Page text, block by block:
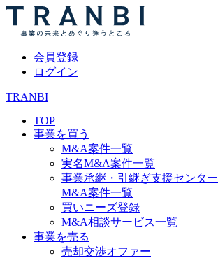
会員登録
ログイン
TRANBI
TOP
事業を買う
M&A案件一覧
実名M&A案件一覧
事業承継・引継ぎ支援センター
M&A案件一覧
買いニーズ登録
M&A相談サービス一覧
事業を売る
売却交渉オファー